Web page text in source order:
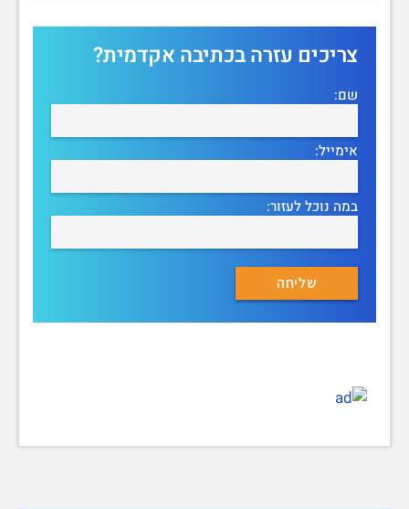
צריכים עזרה בכתיבה אקדמית?
שם:
אימייל:
במה נוכל לעזור: